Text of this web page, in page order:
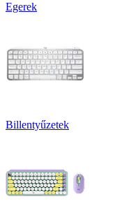
Egerek
Billentyűzetek